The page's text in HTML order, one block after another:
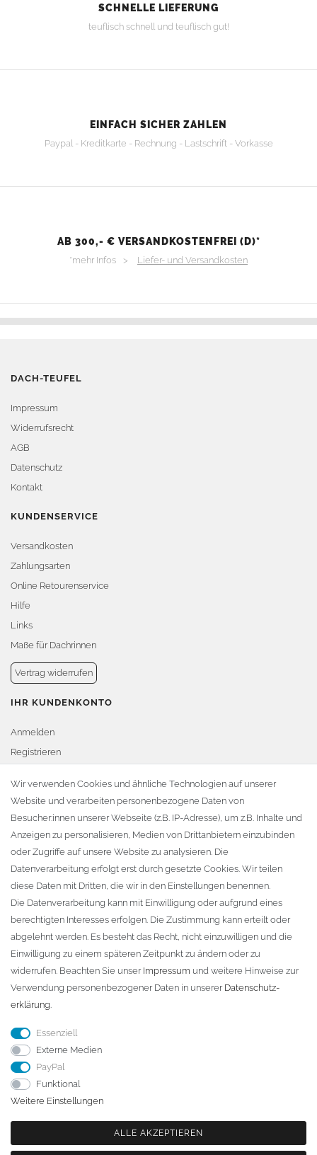
SCHNELLE LIEFERUNG
teuflisch schnell und teuflisch gut!
EINFACH SICHER ZAHLEN
Paypal - Kreditkarte - Rechnung - Lastschrift - Vorkasse
AB 300,- € VERSANDKOSTENFREI (D)*
*mehr Infos > Liefer- und Versandkosten
DACH-TEUFEL
Impressum
Widerrufsrecht
AGB
Datenschutz
Kontakt
KUNDENSERVICE
Versandkosten
Zahlungsarten
Online Retourenservice
Hilfe
Links
Maße für Dachrinnen
Vertrag widerrufen
IHR KUNDENKONTO
Anmelden
Registrieren
Warenkorb
Zur Kasse
KONTAKT
Fa. Steffen Jost
Söbrigener Weg 50
D-01796 Pirna
Telefon:+49 (0)3501 507295
info@dach-teufel.de
Wir verwenden Cookies und ähnliche Technologien auf unserer
Website und verarbeiten personenbezogene Daten von
Besucher:innen unserer Webseite (z.B. IP-Adresse), um z.B. Inhalte und
Anzeigen zu personalisieren, Medien von Drittanbietern einzubinden
oder Zugriffe auf unsere Website zu analysieren. Die
Datenverarbeitung erfolgt erst durch gesetzte Cookies. Wir teilen
diese Daten mit Dritten, die wir in den Einstellungen benennen.
Die Datenverarbeitung kann mit Einwilligung oder aufgrund eines
berechtigten Interesses erfolgen. Die Zustimmung kann erteilt oder
abgelehnt werden. Es besteht das Recht, nicht einzuwilligen und die
Einwilligung zu einem späteren Zeitpunkt zu ändern oder zu
widerrufen. Beachten Sie unser Impressum und weitere Hinweise zur
Verwendung personenbezogener Daten in unserer Daten­schutz­
erklärung.
Essenziell
Externe Medien
PayPal
Funktional
Weitere Einstellungen
ALLE AKZEPTIEREN